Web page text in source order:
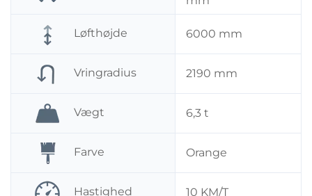
Løfthøjde 6000 mm
Vringradius 2190 mm
Vægt 6,3 t
Farve Orange
Hastighed 10 KM/T